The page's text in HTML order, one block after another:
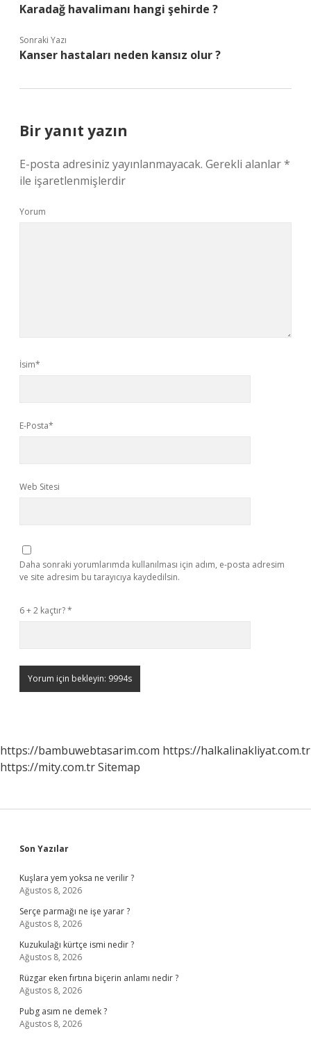
Karadağ havalimanı hangi şehirde ?
Sonraki Yazı
Kanser hastaları neden kansız olur ?
Bir yanıt yazın
E-posta adresiniz yayınlanmayacak. Gerekli alanlar*
ile işaretlenmişlerdir
Yorum
İsim*
E-Posta*
Web Sitesi
Daha sonraki yorumlarımda kullanılması için adım, e-posta adresim
ve site adresim bu tarayıcıya kaydedilsin.
6 + 2 kaçtır?*
https://bambuwebtasarim.com https://halkalinakliyat.com.tr
https://mity.com.trSitemap
Sidebar
Son Yazılar
Kuşlara yem yoksa ne verilir ?
Ağustos 8, 2026
Serçe parmağı ne işe yarar ?
Ağustos 8, 2026
Kuzukulağı kürtçe ismi nedir ?
Ağustos 8, 2026
Rüzgar eken fırtına biçerin anlamı nedir ?
Ağustos 8, 2026
Pubg asım ne demek ?
Ağustos 8, 2026